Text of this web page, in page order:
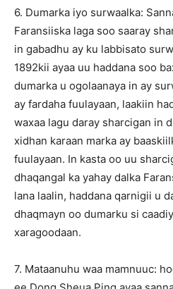
6. Dumarka iyo surwaalka:
Faransiiska laga soo saaray
in gabadhu ay ku labbisato
1892kii ayaa uu haddana soo
dumarka u ogolaanaya in ay
ay fardaha fuulayaan, laakiin
waxaa lagu daray sharcigan in
xidhan karaan marka ay
fuulayaan. In kasta oo uu
dhaqangal ka yahay dalka
lana laalin, haddana qarnigii u
dhaqmayn oo dumarku si
xaragoodaan.
7. Mataanuhu waa mamnuuc: